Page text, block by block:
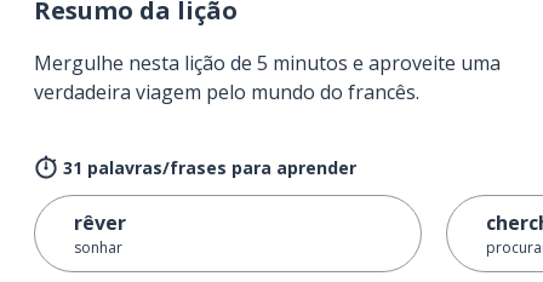
Resumo da lição
Mergulhe nesta lição de 5 minutos e aproveite uma
verdadeira viagem pelo mundo do francês.
31 palavras/frases para aprender
rêver
sonhar